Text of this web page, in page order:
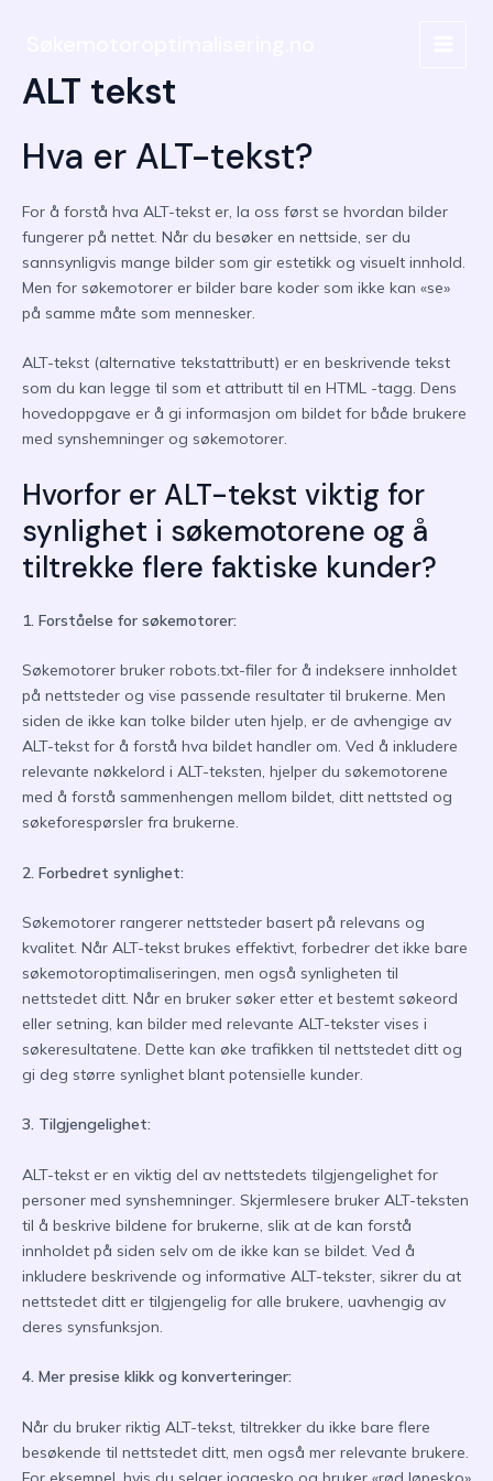
innholdet
ALT tekst
Hva er ALT-tekst?
For å forstå hva ALT-tekst er, la oss først se hvordan bilder
fungerer på nettet. Når du besøker en nettside, ser du
sannsynligvis mange bilder som gir estetikk og visuelt innhold.
Men for søkemotorer er bilder bare koder som ikke kan «se»
på samme måte som mennesker.
ALT-tekst (alternative tekstattributt) er en beskrivende tekst
som du kan legge til som et attributt til en HTML -tagg. Dens
hovedoppgave er å gi informasjon om bildet for både brukere
med synshemninger og søkemotorer.
Hvorfor er ALT-tekst viktig for
synlighet i søkemotorene og å
tiltrekke flere faktiske kunder?
1. Forståelse for søkemotorer:
Søkemotorer bruker robots.txt-filer for å indeksere innholdet
på nettsteder og vise passende resultater til brukerne. Men
siden de ikke kan tolke bilder uten hjelp, er de avhengige av
ALT-tekst for å forstå hva bildet handler om. Ved å inkludere
relevante nøkkelord i ALT-teksten, hjelper du søkemotorene
med å forstå sammenhengen mellom bildet, ditt nettsted og
søkeforespørsler fra brukerne.
2. Forbedret synlighet:
Søkemotorer rangerer nettsteder basert på relevans og
kvalitet. Når ALT-tekst brukes effektivt, forbedrer det ikke bare
søkemotoroptimaliseringen, men også synligheten til
nettstedet ditt. Når en bruker søker etter et bestemt søkeord
eller setning, kan bilder med relevante ALT-tekster vises i
søkeresultatene. Dette kan øke trafikken til nettstedet ditt og
gi deg større synlighet blant potensielle kunder.
3. Tilgjengelighet:
ALT-tekst er en viktig del av nettstedets tilgjengelighet for
personer med synshemninger. Skjermlesere bruker ALT-teksten
til å beskrive bildene for brukerne, slik at de kan forstå
innholdet på siden selv om de ikke kan se bildet. Ved å
inkludere beskrivende og informative ALT-tekster, sikrer du at
nettstedet ditt er tilgjengelig for alle brukere, uavhengig av
deres synsfunksjon.
4. Mer presise klikk og konverteringer:
Når du bruker riktig ALT-tekst, tiltrekker du ikke bare flere
besøkende til nettstedet ditt, men også mer relevante brukere.